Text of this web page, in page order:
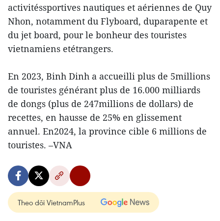
activitéssportives nautiques et aériennes de Quy
Nhon, notamment du Flyboard, duparapente et
du jet board, pour le bonheur des touristes
vietnamiens etétrangers.
En 2023, Binh Dinh a accueilli plus de 5millions
de touristes générant plus de 16.000 milliards
de dongs (plus de 247millions de dollars) de
recettes, en hausse de 25% en glissement
annuel. En2024, la province cible 6 millions de
touristes. –VNA
Theo dõi VietnamPlus